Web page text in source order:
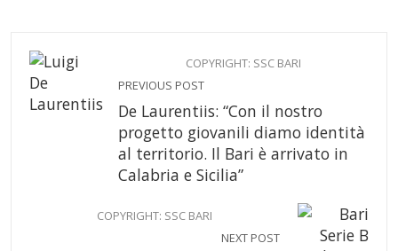
COPYRIGHT: SSC BARI
PREVIOUS POST
De Laurentiis: “Con il nostro
progetto giovanili diamo identità
al territorio. Il Bari è arrivato in
Calabria e Sicilia”
COPYRIGHT: SSC BARI
NEXT POST